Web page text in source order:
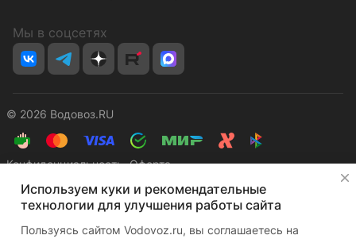
Мы в соцсетях
© 2026 Водовоз.RU
КонфиденциальностьОферта
Используем куки и рекомендательные
технологии для улучшения работы сайта
Пользуясь сайтом Vodovoz.ru, вы соглашаетесь на